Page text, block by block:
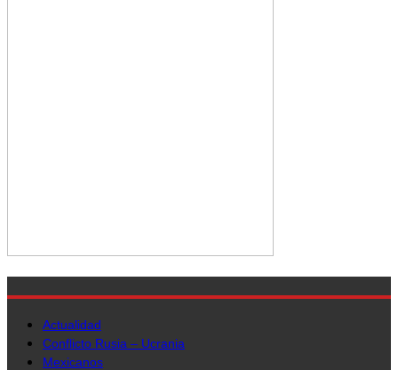
Actualidad
Conflicto Rusia – Ucrania
Mexicanos